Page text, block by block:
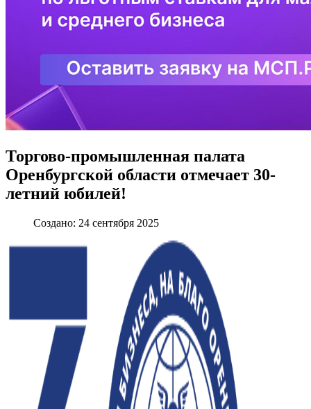
Торгово-промышленная палата
Оренбургской области отмечает 30-
летний юбилей!
Создано: 24 сентября 2025